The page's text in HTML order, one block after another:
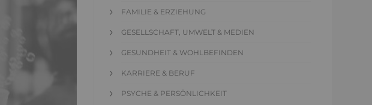
FAMILIE & ERZIEHUNG
GESELLSCHAFT, UMWELT & MEDIEN
GESUNDHEIT & WOHLBEFINDEN
KARRIERE & BERUF
PSYCHE & PERSÖNLICHKEIT